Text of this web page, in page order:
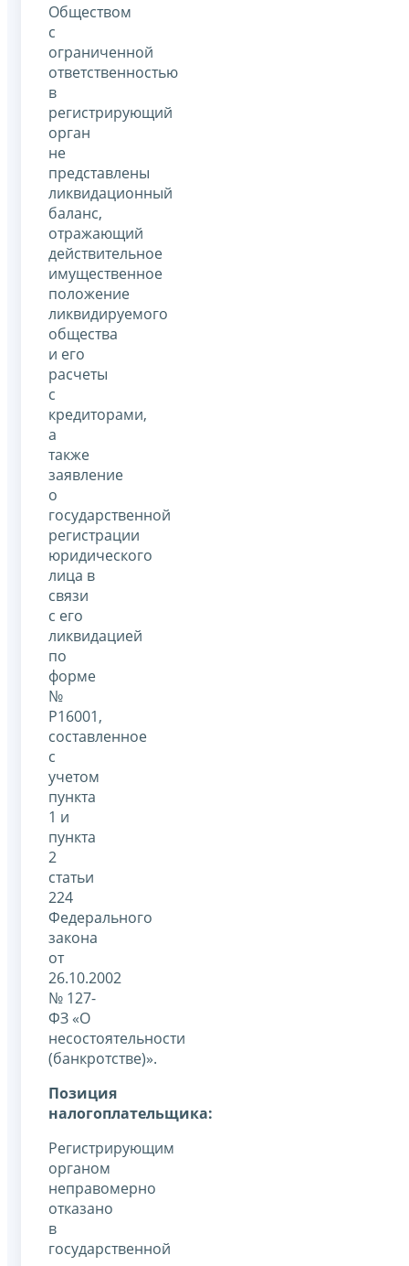
Обществом
с
ограниченной
ответственностью
в
регистрирующий
орган
не
представлены
ликвидационный
баланс,
отражающий
действительное
имущественное
положение
ликвидируемого
общества
и его
расчеты
с
кредиторами,
а
также
заявление
о
государственной
регистрации
юридического
лица в
связи
с его
ликвидацией
по
форме
№
Р16001,
составленное
с
учетом
пункта
1 и
пункта
2
статьи
224
Федерального
закона
от
26.10.2002
№ 127-
ФЗ «О
несостоятельности
(банкротстве)».
Позиция
налогоплательщика:
Регистрирующим
органом
неправомерно
отказано
в
государственной